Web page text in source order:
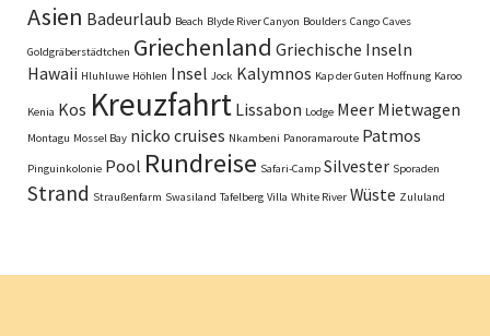
Asien Badeurlaub Beach Blyde River Canyon Boulders Cango Caves
Goldgräberstädtchen Griechenland Griechische Inseln
Hawaii Hluhluwe Höhlen Insel Jock Kalymnos Kap der Guten Hoffnung Karoo
Kenia Kos Kreuzfahrt Lissabon Lodge Meer Mietwagen
Montagu Mossel Bay nicko cruises Nkambeni Panoramaroute Patmos
Pinguinkolonie Pool Rundreise Safari-Camp Silvester Sporaden
Strand Straußenfarm Swasiland Tafelberg Villa White River Wüste Zululand